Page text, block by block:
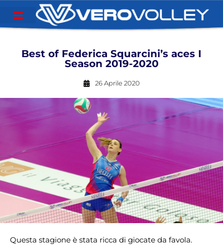
Best of Federica Squarcini’s aces I
Season 2019-2020
26 Aprile 2020
Questa stagione è stata ricca di giocate da favola.